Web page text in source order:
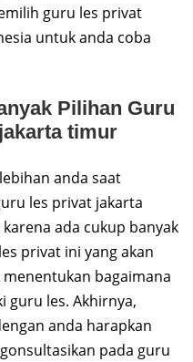
guru les privat
untuk anda coba
Pilihan Guru
timur
anda saat
les privat jakarta
ada cukup banyak
privat ini yang akan
bagaimana
guru les. Akhirnya,
anda harapkan
pada guru